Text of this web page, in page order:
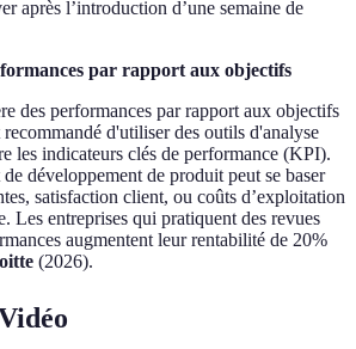
après l’introduction d’une semaine de
par rapport aux objectifs
des performances par rapport aux objectifs
d'utiliser des outils d'analyse
les indicateurs clés de performance (KPI).
développement de produit peut se baser
satisfaction client, ou coûts d’exploitation
Les entreprises qui pratiquent des revues
augmentent leur rentabilité de 20%
(2026).